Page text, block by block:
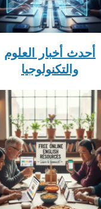
أحدث أخبار العلوم
والتكنولوجيا